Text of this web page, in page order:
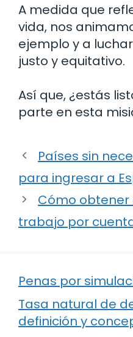
A medida que
vida, nos
ejemplo y a
justo y equitativo.
Así que, ¿estás
parte en esta
Países sin
para ingresar a
Cómo obtener
trabajo por
Penas por
Tasa natural de
definición y